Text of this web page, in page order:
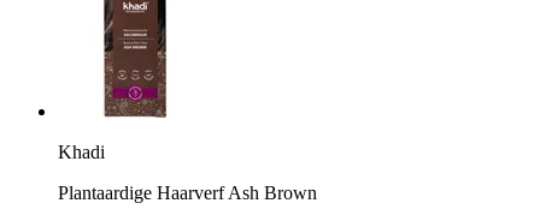
Khadi
Plantaardige Haarverf Ash Brown